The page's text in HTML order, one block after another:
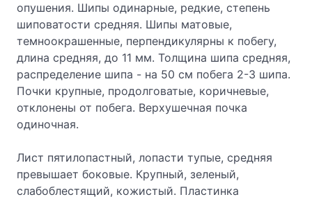
опушения. Шипы одинарные, редкие, степень
шиповатости средняя. Шипы матовые,
темноокрашенные, перпендикулярны к побегу,
длина средняя, до 11 мм. Толщина шипа средняя,
распределение шипа - на 50 см побега 2-3 шипа.
Почки крупные, продолговатые, коричневые,
отклонены от побега. Верхушечная почка
одиночная.
Лист пятилопастный, лопасти тупые, средняя
превышает боковые. Крупный, зеленый,
слабоблестящий, кожистый. Пластинка